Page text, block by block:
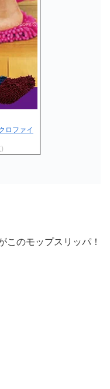
ロファイ
このモップスリッパ！